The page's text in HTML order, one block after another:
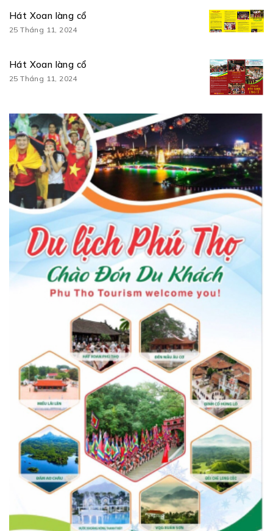
Hát Xoan làng cổ
25 Tháng 11, 2024
Hát Xoan làng cổ
25 Tháng 11, 2024